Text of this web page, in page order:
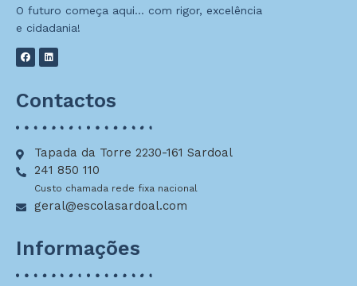
O futuro começa aqui… com rigor, excelência
e cidadania!
Contactos
Tapada da Torre 2230-161 Sardoal
241 850 110
Custo chamada rede fixa nacional
geral@escolasardoal.com
Informações